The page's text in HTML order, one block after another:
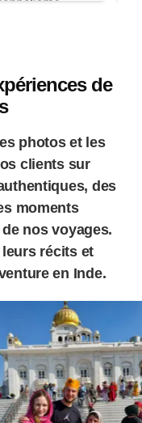
photos et les
clients sur
des
moments
nos voyages.
en Inde.